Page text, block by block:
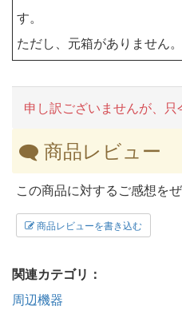
す。
ただし、元箱がありません
申し訳ございませんが、只
商品レビュー
この商品に対するご感想を
商品レビューを書き込む
関連カテゴリ：
周辺機器